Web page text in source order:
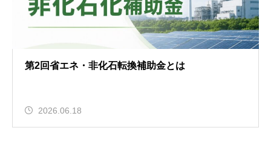
第2回省エネ・非化石転換補助金とは
2026.06.18